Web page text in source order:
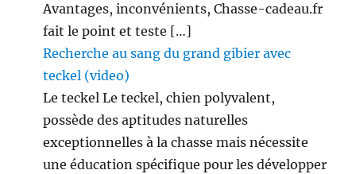
Avantages, inconvénients, Chasse-cadeau.fr
fait le point et teste […]
Recherche au sang du grand gibier avec
teckel (video)
Le teckel Le teckel, chien polyvalent,
possède des aptitudes naturelles
exceptionnelles à la chasse mais nécessite
une éducation spécifique pour les développer